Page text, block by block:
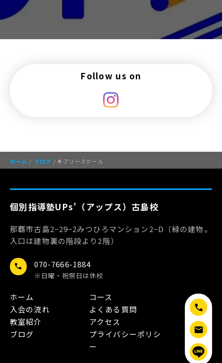
Follow us on
ホーム / ブログ / 🌟フリースクール
個別指導塾UPs’（アップス）古島校
那覇市古島2−29−2みつひろマンション2−D（緑の建物。
入口は建物裏の階段より2階）
call 070-7666-1884
※日曜・祝祭日は休校
ホーム
コース
入会の流れ
よくある質問
教室紹介
アクセス
ブログ
プライバシーポリシ
ー